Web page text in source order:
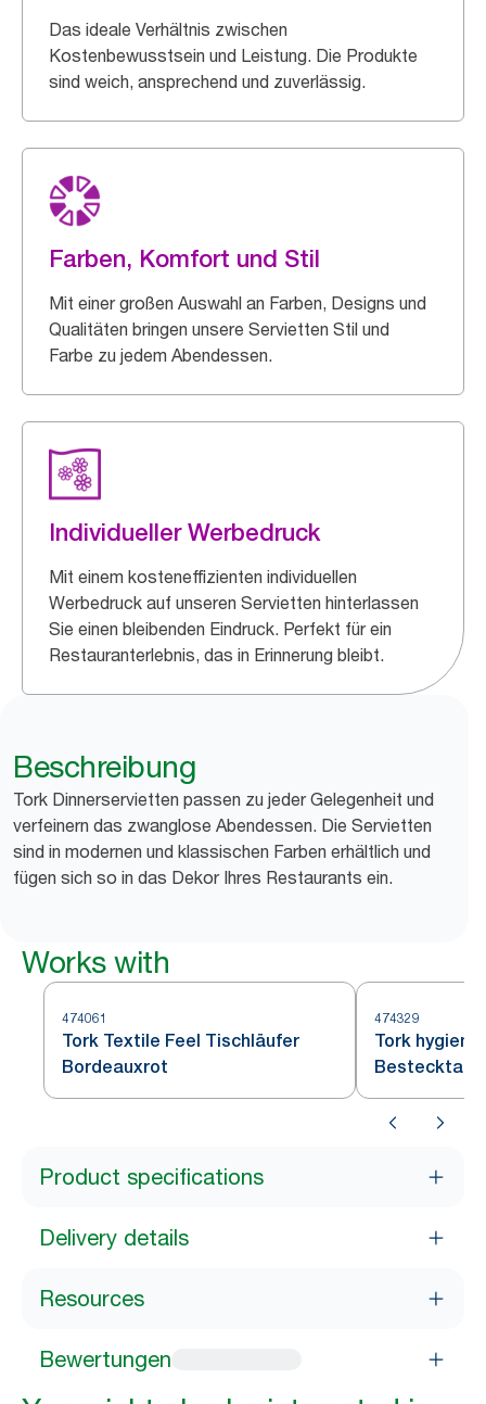
Das ideale Verhältnis zwischen
Kostenbewusstsein und Leistung. Die Produkte
sind weich, ansprechend und zuverlässig.
Farben, Komfort und Stil
Mit einer großen Auswahl an Farben, Designs und
Qualitäten bringen unsere Servietten Stil und
Farbe zu jedem Abendessen.
Individueller Werbedruck
Mit einem kosteneffizienten individuellen
Werbedruck auf unseren Servietten hinterlassen
Sie einen bleibenden Eindruck. Perfekt für ein
Restauranterlebnis, das in Erinnerung bleibt.
Beschreibung
Tork Dinnerservietten passen zu jeder Gelegenheit und
verfeinern das zwanglose Abendessen. Die Servietten
sind in modernen und klassischen Farben erhältlich und
fügen sich so in das Dekor Ihres Restaurants ein.
Works with
474061
Tork Textile Feel Tischläufer
Bordeauxrot
474329
Tork
Product specifications
Delivery details
Resources
Bewertungen